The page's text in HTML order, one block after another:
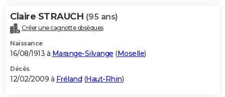
Claire STRAUCH (95 ans)
Créer une cagnotte obsèques
Naissance
16/08/1913 à Marange-Silvange (Moselle)
Décès
12/02/2009 à Fréland (Haut-Rhin)